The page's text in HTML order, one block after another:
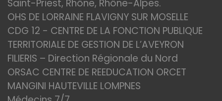
Saint-Priest, Rhône, Rhône-Alpes.
OHS DE LORRAINE FLAVIGNY SUR MOSELLE
CDG 12 - CENTRE DE LA FONCTION PUBLIQUE
TERRITORIALE DE GESTION DE L’AVEYRON
FILIERIS – Direction Régionale du Nord
ORSAC CENTRE DE REEDUCATION ORCET
MANGINI HAUTEVILLE LOMPNES